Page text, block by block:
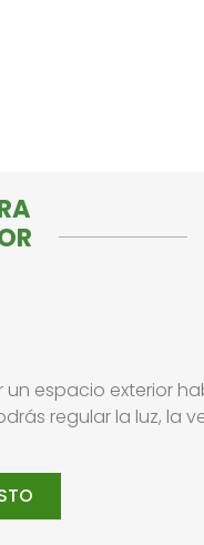
espacio exterior
regular la luz, la